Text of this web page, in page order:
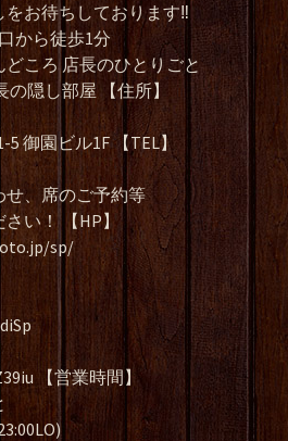
お待ちしております‼️
から徒歩1分
ころ 店長のひとりごと
隠し部屋 【住所】
御園ビル1F 【TEL】
、席のご予約等
い！ 【HP】
sp/
【営業時間】